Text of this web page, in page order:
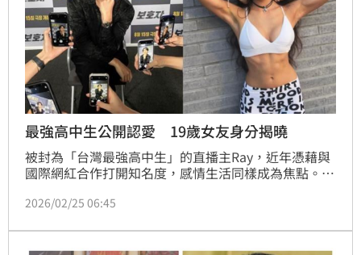
最強高中生公開認愛 19歲女友身分揭曉
被封為「台灣最強高中生」的直播主Ray，近年憑藉與
國際網紅合作打開知名度，感情生活同樣成為焦點。去
互動吸引不少粉絲祝福。不過近日Angi在社群平台連發
否情變。
2026/02/25 06:45